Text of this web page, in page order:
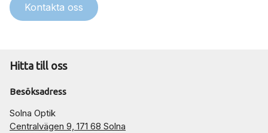
Kontakta oss
Hitta till oss
Besöksadress
Solna Optik
Centralvägen 9, 171 68 Solna